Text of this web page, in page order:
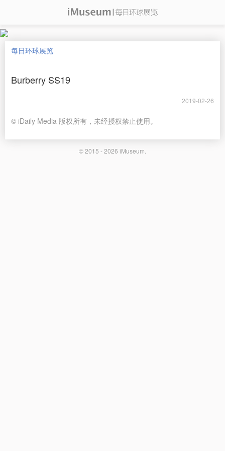
每日环球展览
Burberry SS19
2019-02-26
© iDaily Media 版权所有，未经授权禁止使用。
© 2015 - 2026 iMuseum